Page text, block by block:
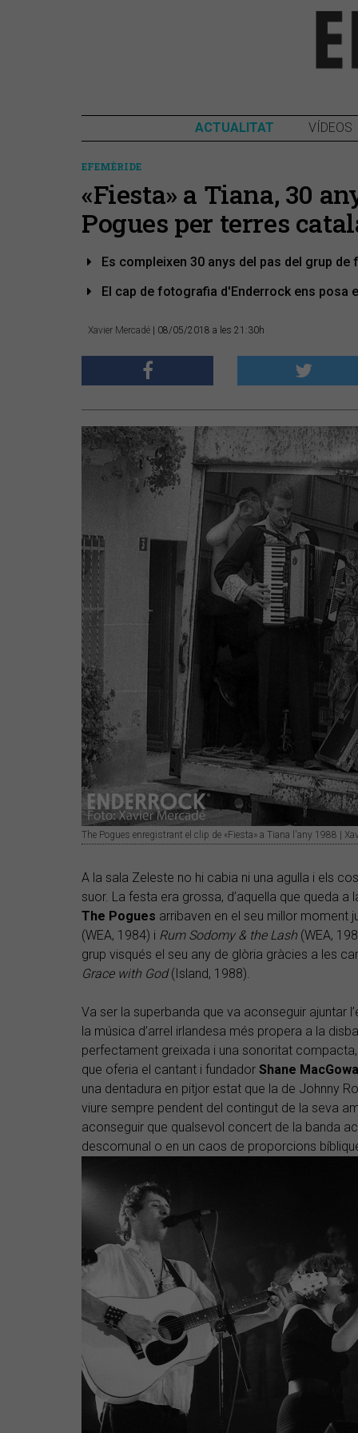
ACTUALITAT VÍDEOS
EFEMÈRIDE
«Fiesta» a Tiana, 30
Pogues per terres
Es compleixen 30 anys del pas del grup de
El cap de fotografia d'Enderrock ens posa
Xavier Mercadé | 08/05/2018 a les 21:30h
The Pogues enregistrant el clip de «Fiesta» a Tiana l'any 1988 |
A la sala Zeleste no hi cabia ni una agulla i els
suor. La festa era grossa, d’aquella que queda
The Pogues arribaven en el seu millor moment
(WEA, 1984) i Rum Sodomy & the Lash (WEA,
grup visqués el seu any de glòria gràcies a les
Grace with God(Island, 1988).
Va ser la superbanda que va aconseguir ajuntar
la música d’arrel irlandesa més propera a la
perfectament greixada i una sonoritat
que oferia el cantant i fundador Shane
una dentadura en pitjor estat que la de Johnny
viure sempre pendent del contingut de la seva
aconseguir que qualsevol concert de la banda
descomunal o en un caos de proporcions